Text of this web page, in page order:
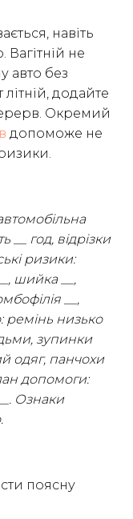
навіть
Вагітній не
авто без
додайте
Окремий
допоможе не
__ год, відрізки
ризики:
шийка __,
__,
ремінь низько
зупинки
одяг, панчохи
допомоги:
Ознаки
поясну